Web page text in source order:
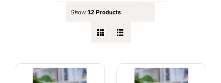
Show 12 Products